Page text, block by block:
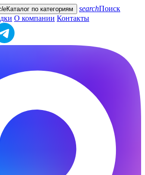
Каталог по категориям searchПоиск
О компании Контакты